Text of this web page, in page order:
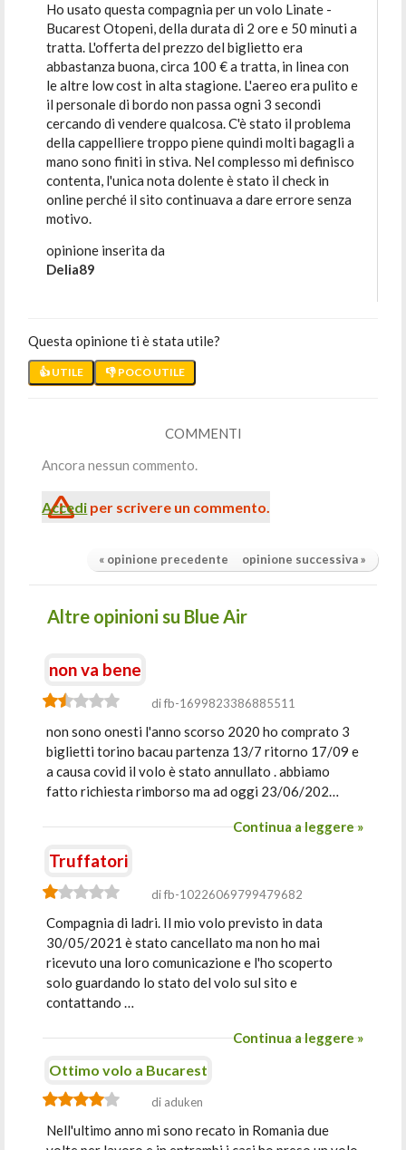
Ho usato questa compagnia per un volo Linate -
Bucarest Otopeni, della durata di 2 ore e 50 minuti a
tratta. L'offerta del prezzo del biglietto era
abbastanza buona, circa 100 € a tratta, in linea con
le altre low cost in alta stagione. L'aereo era pulito e
il personale di bordo non passa ogni 3 secondi
cercando di vendere qualcosa. C'è stato il problema
della cappelliere troppo piene quindi molti bagagli a
mano sono finiti in stiva. Nel complesso mi definisco
contenta, l'unica nota dolente è stato il check in
online perché il sito continuava a dare errore senza
motivo.
opinione inserita da
Delia89
Questa opinione ti è stata utile?
👍 UTILE 👎 POCO UTILE
COMMENTI
Ancora nessun commento.
Accedi per scrivere un commento.
« opinione precedente opinione successiva »
Altre opinioni su Blue Air
non va bene
di fb-1699823386885511
non sono onesti l'anno scorso 2020 ho comprato 3
biglietti torino bacau partenza 13/7 ritorno 17/09 e
a causa covid il volo è stato annullato . abbiamo
fatto richiesta rimborso ma ad oggi 23/06/202…
Continua a leggere »
Truffatori
di fb-10226069799479682
Compagnia di ladri. Il mio volo previsto in data
30/05/2021 è stato cancellato ma non ho mai
ricevuto una loro comunicazione e l'ho scoperto
solo guardando lo stato del volo sul sito e
contattando …
Continua a leggere »
Ottimo volo a Bucarest
di aduken
Nell'ultimo anno mi sono recato in Romania due